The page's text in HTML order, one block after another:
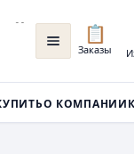
📋
Заказы
О КОМПАНИИ